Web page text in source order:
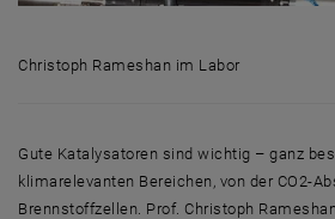
Christoph Rameshan im Labor
Gute Katalysatoren sind wichtig – ganz
klimarelevanten Bereichen, von der CO2-
Brennstoffzellen. Prof. Christoph